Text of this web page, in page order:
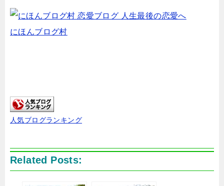
にほんブログ村
人気ブログランキング
Related Posts: